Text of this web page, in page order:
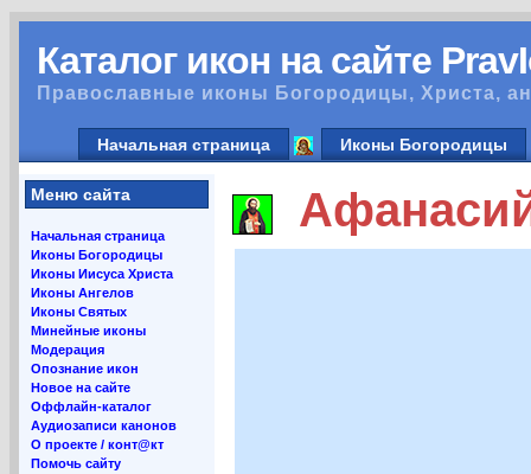
Каталог икон на сайте
Православные иконы Богородицы, Христа,
Начальная страница Иконы Богородицы
Меню сайта
Начальная страница
Иконы Богородицы
Иконы Иисуса Христа
Иконы Ангелов
Иконы Святых
Минейные иконы
Модерация
Опознание икон
Новое на сайте
Оффлайн-каталог
Аудиозаписи канонов
О проекте / конт@кт
Помочь сайту